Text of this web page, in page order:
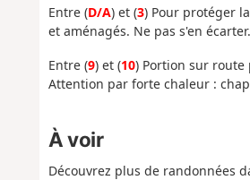
Entre (D/A) et (3) Pour protéger
et aménagés. Ne pas s'en écarter.
Entre (9) et (10) Portion sur
Attention par forte chaleur :
À voir
Découvrez plus de randonnées